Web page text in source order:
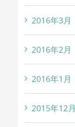
2016年3月
2016年2月
2016年1月
2015年12月